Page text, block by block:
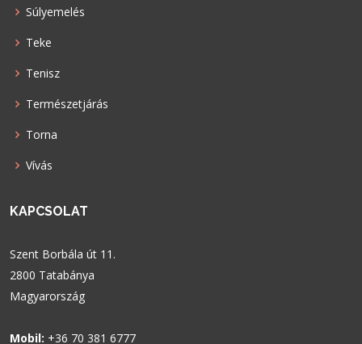
Súlyemelés
Teke
Tenisz
Természetjárás
Torna
Vívás
KAPCSOLAT
Szent Borbála út 11.
2800 Tatabánya
Magyarország
Mobil: +36 70 381 6777